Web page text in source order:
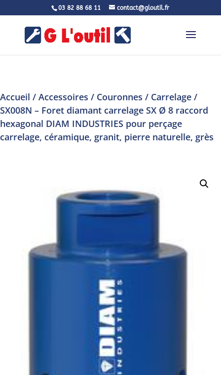
03 82 88 68 11 contact@gloutil.fr
Accueil / Accessoires / Couronnes / Carrelage /
SX008N – Foret diamant carrelage SX Ø 8 raccord
hexagonal DIAM INDUSTRIES pour perçage
carrelage, céramique, granit, pierre naturelle, grès